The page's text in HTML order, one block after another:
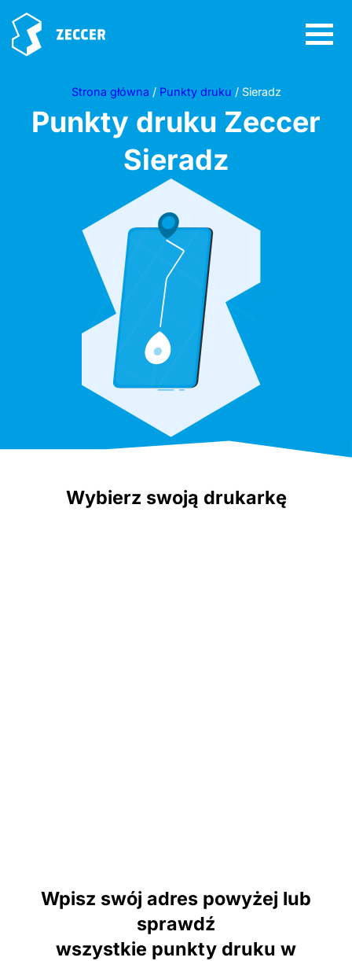
Strona główna / Punkty druku / Sieradz
Punkty druku Zeccer
Sieradz
Wybierz swoją drukarkę
Wpisz swój adres powyżej lub
sprawdź
wszystkie punkty druku w